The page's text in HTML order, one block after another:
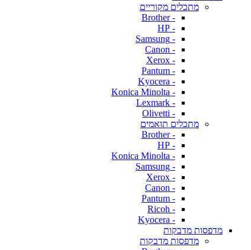
מתכלים מקוריים
- Brother
- HP
- Samsung
- Canon
- Xerox
- Pantum
- Kyocera
- Konica Minolta
- Lexmark
- Olivetti
מתכלים תואמים
- Brother
- HP
- Konica Minolta
- Samsung
- Xerox
- Canon
- Pantum
- Ricoh
- Kyocera
מדפסות מדבקות
מדפסות מדבקות